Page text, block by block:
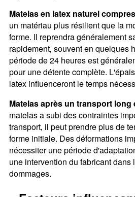
Matelas en latex naturel
un matériau plus résilient que la
forme. Il reprendra généralement
rapidement‚ souvent en quelques
période de 24 heures est
pour une détente complète.
latex influenceront le temps
Matelas après un transport long
matelas a subi des contraintes
transport‚ il peut prendre plus de
forme initiale. Des déformations
nécessiter une période
une intervention du fabricant dans
dommages.